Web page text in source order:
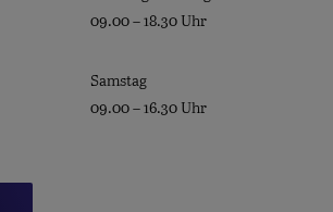
09.00 – 18.30 Uhr
Samstag
09.00 – 16.30 Uhr